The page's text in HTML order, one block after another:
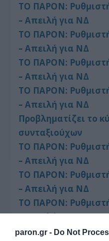
paron.gr - Do Not
ΤΟ ΠΑΡΟΝ:
– Απειλή για ΝΔ
ΤΟ ΠΑΡΟΝ:
– Απειλή για ΝΔ
ΤΟ ΠΑΡΟΝ:
– Απειλή για ΝΔ
ΤΟ ΠΑΡΟΝ:
– Απειλή για ΝΔ
Προβληματίζει το
συνταξιούχων
ΤΟ ΠΑΡΟΝ:
– Απειλή για ΝΔ
ΤΟ ΠΑΡΟΝ:
– Απειλή για ΝΔ
ΤΟ ΠΑΡΟΝ:
– Απειλή για ΝΔ
ΤΟ ΠΑΡΟΝ: